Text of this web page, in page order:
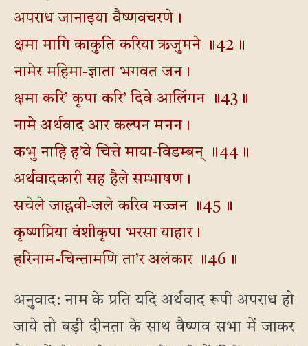
अपराध जानाइया वैष्णवचरणे।
क्षमा मागि काकुति करिया ऋजुमने ॥42॥
नामेर महिमा-ज्ञाता भगवत जन।
क्षमा करि’ कृपा करि’ दिवे आलिंगन ॥43॥
नामे अर्थवाद आर कल्पन मनन।
कभु नाहि ह’वे चित्ते माया-विडम्बन् ॥44॥
अर्थवादकारी सह हैले सम्भाषण।
सचेले जाह्नवी-जले करिव मज्जन ॥45॥
कृष्णप्रिया वंशीकृपा भरसा याहार।
हरिनाम-चिन्तामणि ता’र अलंकार ॥46॥
अनुवाद: नाम के प्रति यदि अर्थवाद रूपी अपराध हो
जाये तो बड़ी दीनता के साथ वैष्णव सभा में जाकर